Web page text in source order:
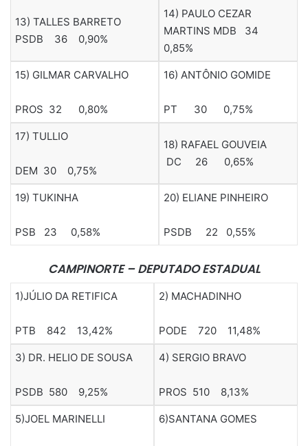
13) TALLES BARRETO
PSDB 36 0,90%
14) PAULO CEZAR
MARTINS MDB 34
0,85%
15) GILMAR CARVALHO
PROS 32 0,80%
16) ANTÔNIO GOMIDE
PT 30 0,75%
17) TULLIO
DEM 30 0,75%
18) RAFAEL GOUVEIA
DC 26 0,65%
19) TUKINHA
PSB 23 0,58%
20) ELIANE PINHEIRO
PSDB 22 0,55%
CAMPINORTE – DEPUTADO ESTADUAL
1)JÚLIO DA RETIFICA
PTB 842 13,42%
2) MACHADINHO
PODE 720 11,48%
3) DR. HELIO DE SOUSA
PSDB 580 9,25%
4) SERGIO BRAVO
PROS 510 8,13%
5)JOEL MARINELLI 6)SANTANA GOMES